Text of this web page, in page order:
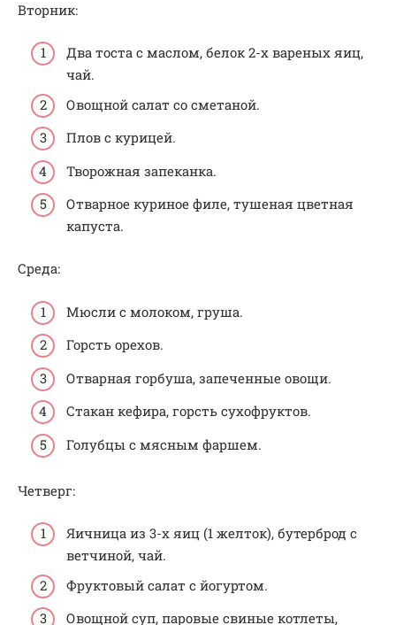
Вторник:
Два тоста с маслом, белок 2-х вареных яиц,
чай.
Овощной салат со сметаной.
Плов с курицей.
Творожная запеканка.
Отварное куриное филе, тушеная цветная
капуста.
Среда:
Мюсли с молоком, груша.
Горсть орехов.
Отварная горбуша, запеченные овощи.
Стакан кефира, горсть сухофруктов.
Голубцы с мясным фаршем.
Четверг:
Яичница из 3-х яиц (1 желток), бутерброд с
ветчиной, чай.
Фруктовый салат с йогуртом.
Овощной суп, паровые свиные котлеты,